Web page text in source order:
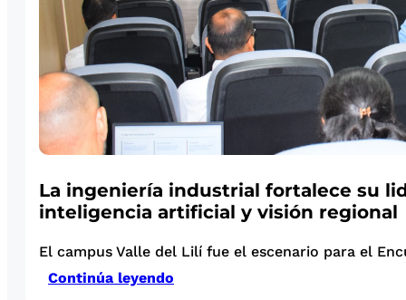
La ingeniería industrial fortalece su
inteligencia artificial y visión regional
El campus Valle del Lilí fue el escenario para el
Continúa leyendo